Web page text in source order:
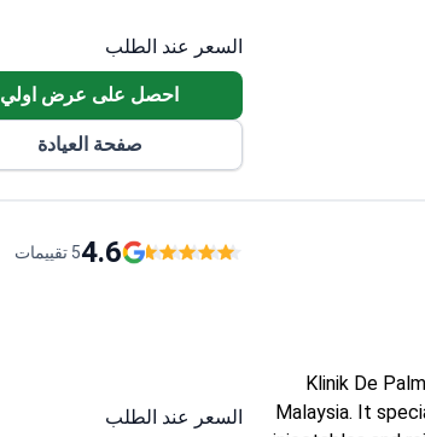
السعر عند الطلب
احصل على عرض اولي
صفحة العيادة
Klinik De
Malaysia. It
4.65 تقييمات
السعر عند الطلب